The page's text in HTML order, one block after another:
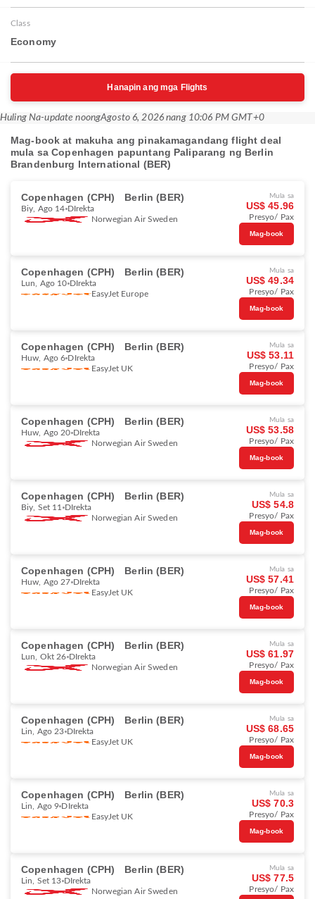
Class
Economy
Hanapin ang mga Flights
Huling Na-update noongAgosto 6, 2026 nang 10:06 PM GMT+0
Mag-book at makuha ang pinakamagandang flight deal
mula sa Copenhagen papuntang Paliparang ng Berlin
Brandenburg International (BER)
Copenhagen (CPH) Berlin (BER)
Biy, Ago 14 DIrekta
Norwegian Air Sweden
Mula sa
US$ 45.96
Presyo/ Pax
Mag-book
Copenhagen (CPH) Berlin (BER)
Lun, Ago 10 DIrekta
EasyJet Europe
Mula sa
US$ 49.34
Presyo/ Pax
Mag-book
Copenhagen (CPH) Berlin (BER)
Huw, Ago 6 DIrekta
EasyJet UK
Mula sa
US$ 53.11
Presyo/ Pax
Mag-book
Copenhagen (CPH) Berlin (BER)
Huw, Ago 20 DIrekta
Norwegian Air Sweden
Mula sa
US$ 53.58
Presyo/ Pax
Mag-book
Copenhagen (CPH) Berlin (BER)
Biy, Set 11 DIrekta
Norwegian Air Sweden
Mula sa
US$ 54.8
Presyo/ Pax
Mag-book
Copenhagen (CPH) Berlin (BER)
Huw, Ago 27 DIrekta
EasyJet UK
Mula sa
US$ 57.41
Presyo/ Pax
Mag-book
Copenhagen (CPH) Berlin (BER)
Lun, Okt 26 DIrekta
Norwegian Air Sweden
Mula sa
US$ 61.97
Presyo/ Pax
Mag-book
Copenhagen (CPH) Berlin (BER)
Lin, Ago 23 DIrekta
EasyJet UK
Mula sa
US$ 68.65
Presyo/ Pax
Mag-book
Copenhagen (CPH) Berlin (BER)
Lin, Ago 9 DIrekta
EasyJet UK
Mula sa
US$ 70.3
Presyo/ Pax
Mag-book
Copenhagen (CPH) Berlin (BER)
Lin, Set 13 DIrekta
Norwegian Air Sweden
Mula sa
US$ 77.5
Presyo/ Pax